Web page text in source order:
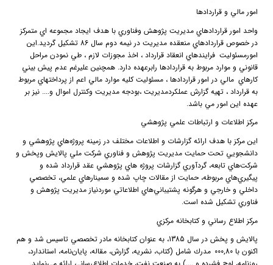
امور مالي و قراردادها
واحد امور قراردادهاي مديريت پژوهش وفناوري با هدف ايجاد مجموعه اي متمركز
در خصوص قراردادهاي منعقده مديريت در نيمه دوم سال 86 تشكيل گرديد.اين
امورمسئوليت فرايندهاي انعقاد قرارداد ، اخذ مجوزات لازم ، طي نمودن مراحل
قانوني و موارد مربوط به قراردادها رابرعهده دارد. همچنين عليرغم عدم پيش بيني
كارهاي مالي در امور قراردادها ، مسئوليت كليه موارد مالي اعم از پرداختهاي مربوط
به قرارداد ، تهيه گزارش عملكردمديريت ،بودجه مديريت وكنترل اموال و.... نيز بر
عهده اين امور مي باشد.
مركز اطلاعات و ارتباطات علمي پژوهشي
اين مركز با هدف ارائه گزارشات و اطلاعات مختلف در زمينه پروژه‌هاي پژوهشي و
دانشجويي تحت حمايت مديريت پژوهش و فناوري شركت ملي پالايش وپخش و
شركت‌هاي تابعه، گردآوري گزارشات پروژه هاي پژوهشي عقد قرارداد شده و
پيگيري‌هاي مربوطه، حمايت از مقالات چاپ شده و سمينارهاي علمي، تخصصي
داخلي و خارجي و هرگونه پشتيباني‌هاي اطلاعاتي موردنياز مديريت پژوهش و
فناوري تشكيل شده است.
مركز اطلاع رساني و كتابخانه مركزي
پالايش و پخش در سال 1385، به عنوان كتابخانه مادر تخصصي تاسيس شد و هم
اكنون با 000
,80
مدرك شامل (كتاب، نشريه، گزارش، مقاله، پايان‌نامه، استاندارد،